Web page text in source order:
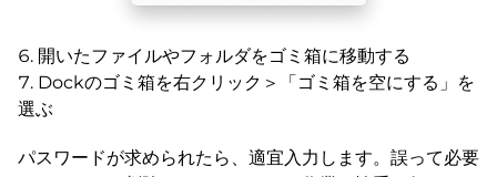
開いたファイルやフォルダをゴミ箱に移動する
Dockのゴミ箱を右クリック＞「ゴミ箱を空にする」を
選ぶ
パスワードが求められたら、適宜入力します。誤って必要